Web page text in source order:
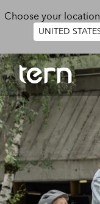
Choose your
UNITED